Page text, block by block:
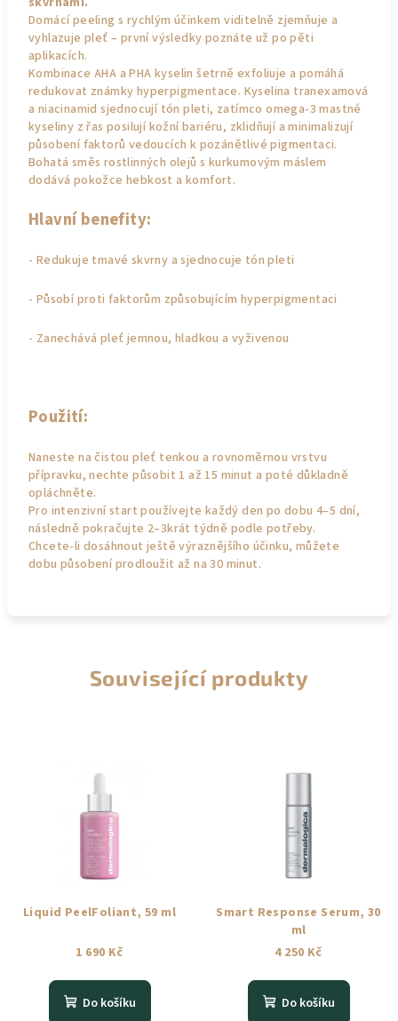
Domácí peeling s rychlým účinkem viditelně zjemňuje a
vyhlazuje pleť – první výsledky poznáte už po pěti
aplikacích.
Kombinace AHA a PHA kyselin šetrně exfoliuje a pomáhá
redukovat známky hyperpigmentace. Kyselina tranexamová
a niacinamid sjednocují tón pleti, zatímco omega-3 mastné
kyseliny z řas posilují kožní bariéru, zklidňují a minimalizují
působení faktorů vedoucích k pozánětlivé pigmentaci.
Bohatá směs rostlinných olejů s kurkumovým máslem
dodává pokožce hebkost a komfort.
Hlavní benefity:
- Redukuje tmavé skvrny a sjednocuje tón pleti
- Působí proti faktorům způsobujícím hyperpigmentaci
- Zanechává pleť jemnou, hladkou a vyživenou
Použití:
Naneste na čistou pleť tenkou a rovnoměrnou vrstvu
přípravku, nechte působit 1 až 15 minut a poté důkladně
opláchněte.
Pro intenzivní start používejte každý den po dobu 4–5 dní,
následně pokračujte 2–3krát týdně podle potřeby.
Chcete-li dosáhnout ještě výraznějšího účinku, můžete
dobu působení prodloužit až na 30 minut.
Související produkty
Liquid PeelFoliant, 59 ml
1 690 Kč
Do košíku
Smart Response Serum, 30
ml
4 250 Kč
Do košíku